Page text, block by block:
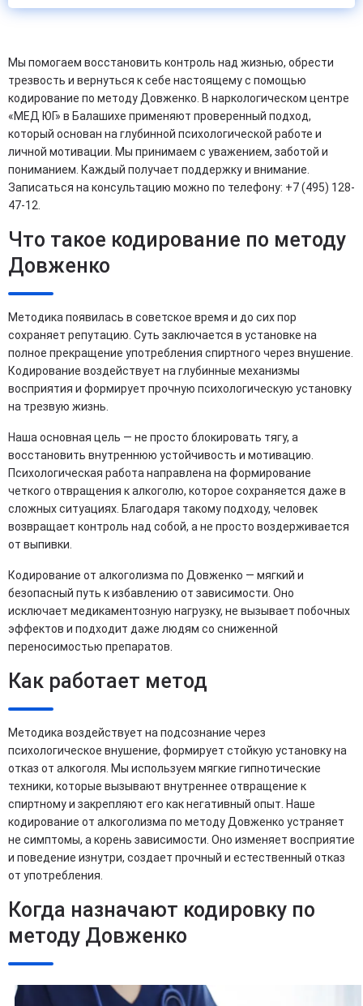
Мы помогаем восстановить контроль над жизнью, обрести
трезвость и вернуться к себе настоящему с помощью
кодирование по методу Довженко. В наркологическом центре
«МЕД ЮГ» в Балашихе применяют проверенный подход,
который основан на глубинной психологической работе и
личной мотивации. Мы принимаем с уважением, заботой и
пониманием. Каждый получает поддержку и внимание.
Записаться на консультацию можно по телефону: +7 (495) 128-
47-12.
Что такое кодирование по методу
Довженко
Методика появилась в советское время и до сих пор
сохраняет репутацию. Суть заключается в установке на
полное прекращение употребления спиртного через внушение.
Кодирование воздействует на глубинные механизмы
восприятия и формирует прочную психологическую установку
на трезвую жизнь.
Наша основная цель — не просто блокировать тягу, а
восстановить внутреннюю устойчивость и мотивацию.
Психологическая работа направлена на формирование
четкого отвращения к алкоголю, которое сохраняется даже в
сложных ситуациях. Благодаря такому подходу, человек
возвращает контроль над собой, а не просто воздерживается
от выпивки.
Кодирование от алкоголизма по Довженко — мягкий и
безопасный путь к избавлению от зависимости. Оно
исключает медикаментозную нагрузку, не вызывает побочных
эффектов и подходит даже людям со сниженной
переносимостью препаратов.
Как работает метод
Методика воздействует на подсознание через
психологическое внушение, формирует стойкую установку на
отказ от алкоголя. Мы используем мягкие гипнотические
техники, которые вызывают внутреннее отвращение к
спиртному и закрепляют его как негативный опыт. Наше
кодирование от алкоголизма по методу Довженко устраняет
не симптомы, а корень зависимости. Оно изменяет восприятие
и поведение изнутри, создает прочный и естественный отказ
от употребления.
Когда назначают кодировку по
методу Довженко